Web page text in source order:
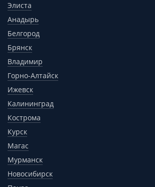
Элиста
Анадырь
Белгород
Брянск
Владимир
Горно-Алтайск
Ижевск
Калининград
Кострома
Курск
Магас
Мурманск
Новосибирск